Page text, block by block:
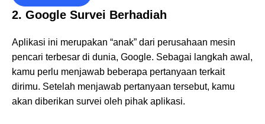
2. Google Survei Berhadiah
Aplikasi ini merupakan “anak” dari perusahaan mesin
pencari terbesar di dunia, Google. Sebagai langkah awal,
kamu perlu menjawab beberapa pertanyaan terkait
dirimu. Setelah menjawab pertanyaan tersebut, kamu
akan diberikan survei oleh pihak aplikasi.